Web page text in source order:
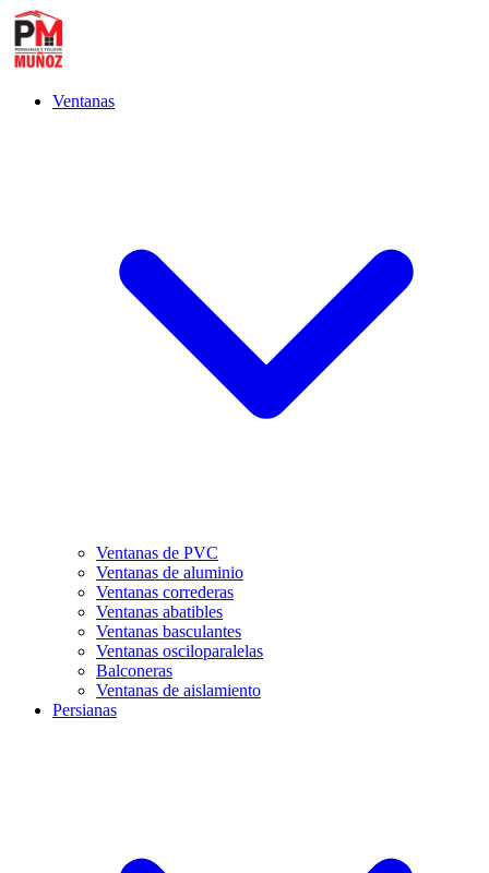
Ventanas
Ventanas de PVC
Ventanas de aluminio
Ventanas correderas
Ventanas abatibles
Ventanas basculantes
Ventanas osciloparalelas
Balconeras
Ventanas de aislamiento
Persianas